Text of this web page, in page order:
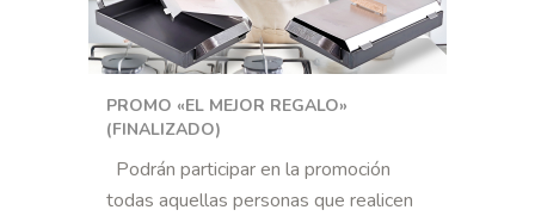
PROMO «EL MEJOR REGALO»
(FINALIZADO)
Podrán participar en la promoción
todas aquellas personas que realicen